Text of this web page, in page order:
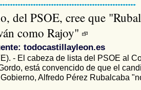
del PSOE, cree que
como Rajoy"
todocastillayleon.es
- El cabeza de lista del PSOE al
está convencido de que el
Alfredo Pérez Rubalcaba